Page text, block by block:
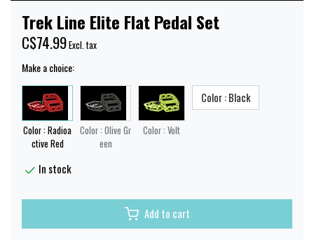
Trek Line Elite Flat Pedal Set
C$74.99Excl. tax
Make a choice:
Color : Radioa
ctive Red
Color : Olive Gr
een
Color : Volt
Color : Black
In stock
Add to cart